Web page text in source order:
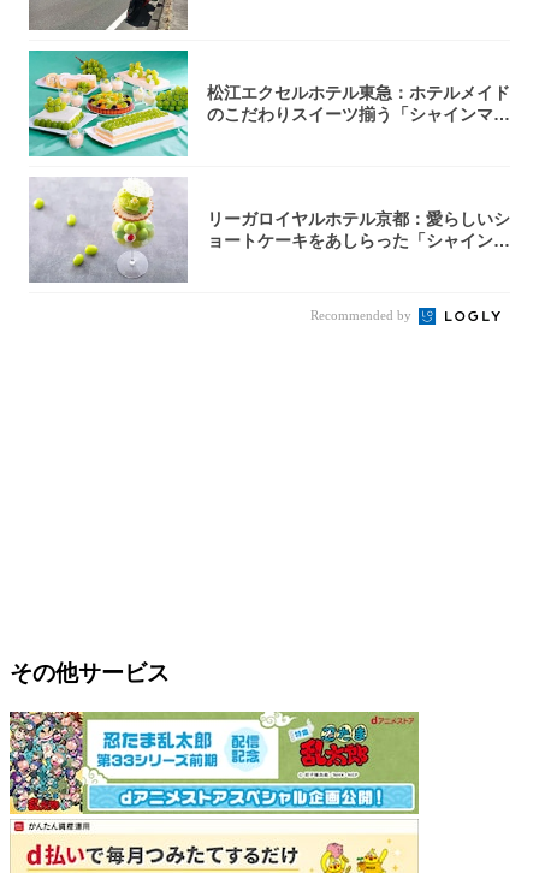
松江エクセルホテル東急：ホテルメイド
のこだわりスイーツ揃う「シャインマス
リーガロイヤルホテル京都：愛らしいシ
ョートケーキをあしらった「シャインマ
Recommended by
その他サービス